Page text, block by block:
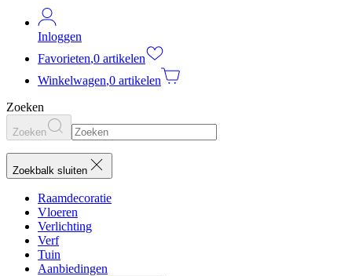
Inloggen
Favorieten,0 artikelen
Winkelwagen,0 artikelen
Zoeken
Zoeken
Zoekbalk sluiten
Raamdecoratie
Vloeren
Verlichting
Verf
Tuin
Aanbiedingen